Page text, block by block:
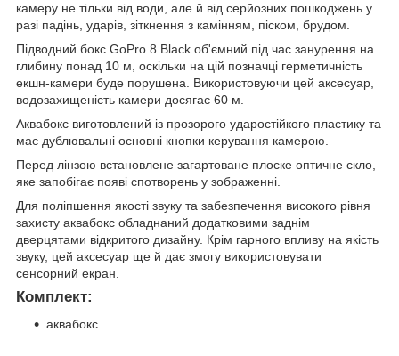
камеру не тільки від води, але й від серйозних пошкоджень у
разі падінь, ударів, зіткнення з камінням, піском, брудом.
Підводний бокс GoPro 8 Black об'ємний під час занурення на
глибину понад 10 м, оскільки на цій позначці герметичність
екшн-камери буде порушена. Використовуючи цей аксесуар,
водозахищеність камери досягає 60 м.
Аквабокс виготовлений із прозорого ударостійкого пластику та
має дублювальні основні кнопки керування камерою.
Перед лінзою встановлене загартоване плоске оптичне скло,
яке запобігає появі спотворень у зображенні.
Для поліпшення якості звуку та забезпечення високого рівня
захисту аквабокс обладнаний додатковими заднім
дверцятами відкритого дизайну. Крім гарного впливу на якість
звуку, цей аксесуар ще й дає змогу використовувати
сенсорний екран.
Комплект:
аквабокс